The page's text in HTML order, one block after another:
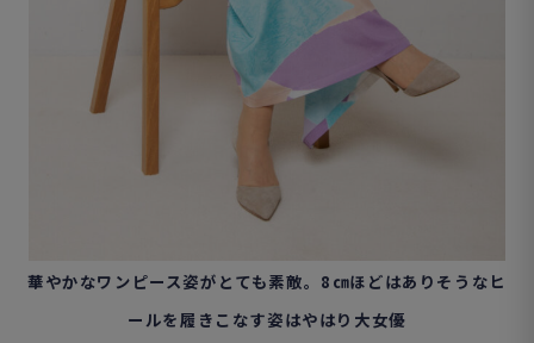
華やかなワンピース姿がとても素敵。 8㎝ほどはありそうなヒ
ールを履きこなす姿はやはり大女優